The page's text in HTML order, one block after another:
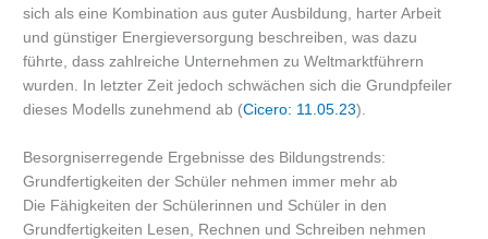
sich als eine Kombination aus guter Ausbildung, harter Arbeit
und günstiger Energieversorgung beschreiben, was dazu
führte, dass zahlreiche Unternehmen zu Weltmarktführern
wurden. In letzter Zeit jedoch schwächen sich die Grundpfeiler
dieses Modells zunehmend ab (Cicero: 11.05.23).
Besorgniserregende Ergebnisse des Bildungstrends:
Grundfertigkeiten der Schüler nehmen immer mehr ab
Die Fähigkeiten der Schülerinnen und Schüler in den
Grundfertigkeiten Lesen, Rechnen und Schreiben nehmen